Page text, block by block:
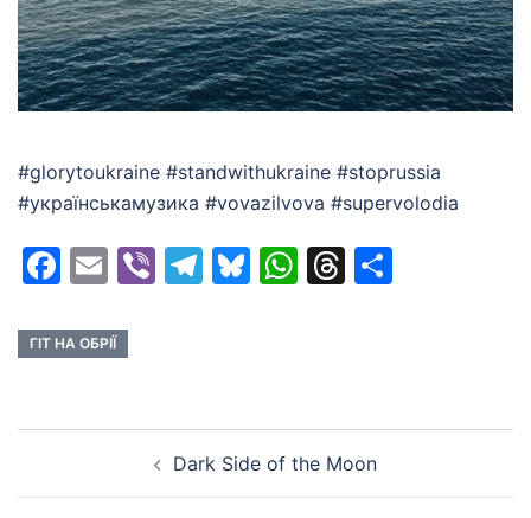
#glorytoukraine #standwithukraine #stoprussia
#українськамузика #vovazilvova #supervolodia
Facebook
EmailViberTelegram
Bluesky
WhatsApp
Threads
ГІТ НА ОБРІЇ
navigation Dark Side of the Moon